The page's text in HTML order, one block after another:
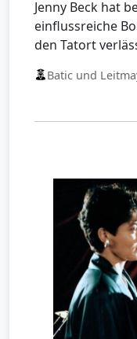
Jenny Beck hat
einflussreiche
den Tatort
Batic und